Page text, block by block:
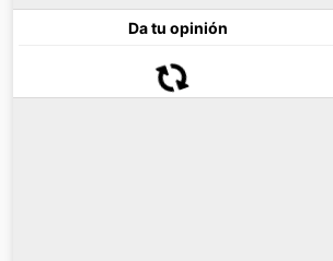
Da tu opinión